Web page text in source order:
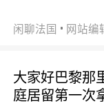
闲聊法国 网站编
大家好巴黎那
庭居留第一次